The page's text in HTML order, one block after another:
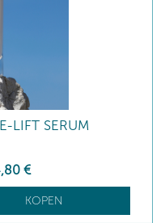
LIFT SERUM
,80 €
KOPEN